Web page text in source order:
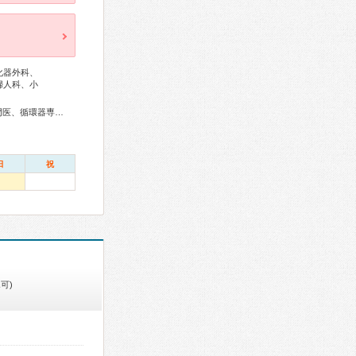
外科、
人科、小
祝
)